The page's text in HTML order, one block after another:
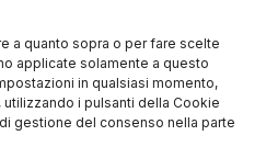
a quanto sopra o per fare scelte
applicate solamente a questo
in qualsiasi momento,
i pulsanti della Cookie
gestione del consenso nella parte
alla guerradi Luca
e Mariachiara